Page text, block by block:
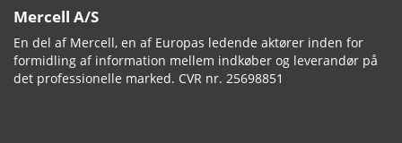
Mercell A/S
En del af Mercell, en af Europas ledende aktører inden for
formidling af information mellem indkøber og leverandør på
det professionelle marked. CVR nr. 25698851